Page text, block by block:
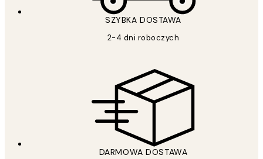
SZYBKA DOSTAWA
2-4 dni roboczych
DARMOWA DOSTAWA